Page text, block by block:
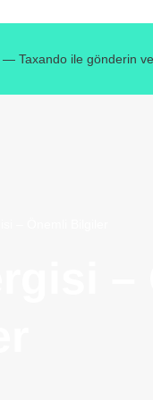
ile gönderin ve